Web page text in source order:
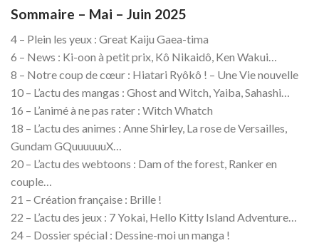
Sommaire – Mai – Juin 2025
4 – Plein les yeux : Great Kaiju Gaea-tima
6 – News : Ki-oon à petit prix, Kô Nikaidô, Ken Wakui…
8 – Notre coup de cœur : Hiatari Ryôkô ! – Une Vie nouvelle
10 – L’actu des mangas : Ghost and Witch, Yaiba, Sahashi…
16 – L’animé à ne pas rater : Witch Whatch
18 – L’actu des animes : Anne Shirley, La rose de Versailles,
Gundam GQuuuuuuX…
20 – L’actu des webtoons : Dam of the forest, Ranker en
couple…
21 – Création française : Brille !
22 – L’actu des jeux : 7 Yokai, Hello Kitty Island Adventure…
24 – Dossier spécial : Dessine-moi un manga !